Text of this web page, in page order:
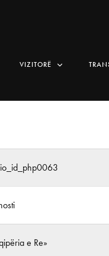
VIZITORË
e Re»